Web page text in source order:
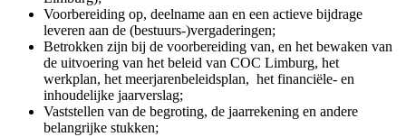
Voorbereiding op, deelname aan en een actieve bijdrage
leveren aan de (bestuurs-)vergaderingen;
Betrokken zijn bij de voorbereiding van, en het bewaken van
de uitvoering van het beleid van COC Limburg, het
werkplan, het meerjarenbeleidsplan, het financiële- en
inhoudelijke jaarverslag;
Vaststellen van de begroting, de jaarrekening en andere
belangrijke stukken;